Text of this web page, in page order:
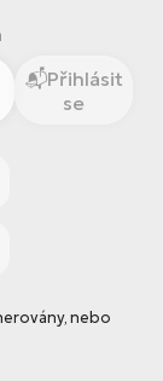
Přihlásit
se
nebo